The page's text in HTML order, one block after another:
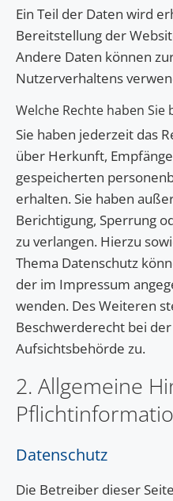
Ein Teil der Daten wird
Bereitstellung der
Andere Daten können
Nutzerverhaltens
Welche Rechte haben
Sie haben jederzeit das
über Herkunft,
gespeicherten
erhalten. Sie haben
Berichtigung, Sperrung
zu verlangen. Hierzu
Thema Datenschutz
der im Impressum
wenden. Des Weiteren
Beschwerderecht bei
Aufsichtsbehörde zu.
2. Allgemeine
Datenschutz
Die Betreiber dieser